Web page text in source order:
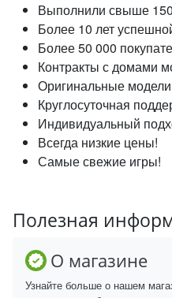
Выполнили свыше 150
Более 10 лет
Более 50 000
Контракты с домами
Оригинальные модели
Круглосуточная
Индивидуальный
Всегда низкие цены!
Самые свежие игры!
Полезная
О магазине
Узнайте больше о нашем